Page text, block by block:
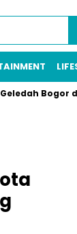
Bogor